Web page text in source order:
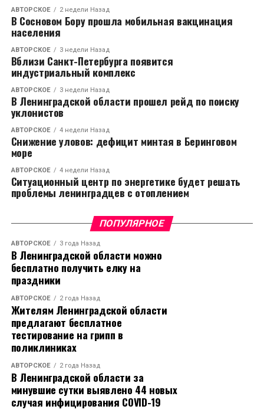
АВТОРСКОЕ 2 недели Назад
В Сосновом Бору прошла мобильная вакцинация
населения
АВТОРСКОЕ 3 недели Назад
Вблизи Санкт-Петербурга появится
индустриальный комплекс
АВТОРСКОЕ 3 недели Назад
В Ленинградской области прошел рейд по поиску
уклонистов
АВТОРСКОЕ 4 недели Назад
Снижение уловов: дефицит минтая в Беринговом
море
АВТОРСКОЕ 4 недели Назад
Ситуационный центр по энергетике будет решать
проблемы ленинградцев с отоплением
ПОПУЛЯРНОЕ
АВТОРСКОЕ 3 года Назад
В Ленинградской области можно
бесплатно получить елку на
праздники
АВТОРСКОЕ 2 года Назад
Жителям Ленинградской области
предлагают бесплатное
тестирование на грипп в
поликлиниках
АВТОРСКОЕ 2 года Назад
В Ленинградской области за
минувшие сутки выявлено 44 новых
случая инфицирования COVID-19